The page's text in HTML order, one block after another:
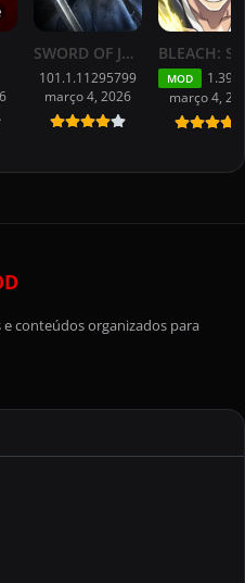
SWORD OF JUSTICE APK [MOD/Full Game] for Android
101.1.11295799
março 4, 2026
MOD
março 4,
e conteúdos organizados para